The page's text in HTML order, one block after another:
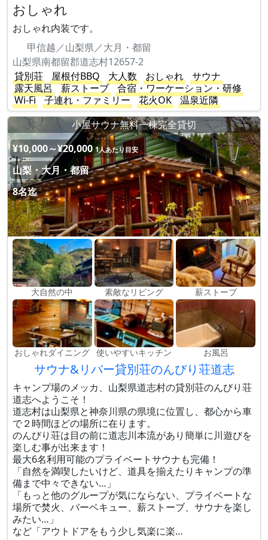
おしゃれ
おしゃれ内装です。
甲信越／山梨県／大月・都留
山梨県南都留郡道志村12657-2
貸別荘
屋根付BBQ 大人数 おしゃれ
サウナ
露天風呂
薪ストーブ
合宿・ワーケーション・研修
Wi-Fi
子連れ・ファミリー 花火OK
温泉近隣
小屋サウナ無料一棟完全貸切
¥10,000～¥20,000 1人あたり目安
山梨・大月・都留
8名迄
大自然の中 素敵なリビング 薪ストーブ
おしゃれダイニング 使いやすいキッチン お風呂
サウナ&リバー貸別荘のんびり荘道志
キャンプ場のメッカ、山梨県道志村の貸別荘のんびり荘
道志へようこそ！
道志村は山梨県と神奈川県の県境に位置し、都心から車
で２時間ほどの場所に在ります。
のんびり荘は目の前に道志川本流があり簡単に川遊びを
楽しむ事が出来ます！
最大6名利用可能のプライベートサウナも完備！
「自然を満喫したいけど、道具を揃えたりキャンプの準
備まで中々できない…」
「もっと他のグループが気にならない、プライベートな
場所で焚火、バーベキュー、薪ストーブ、サウナを楽し
みたい…」
など「アウトドアをもう少し気楽に楽…